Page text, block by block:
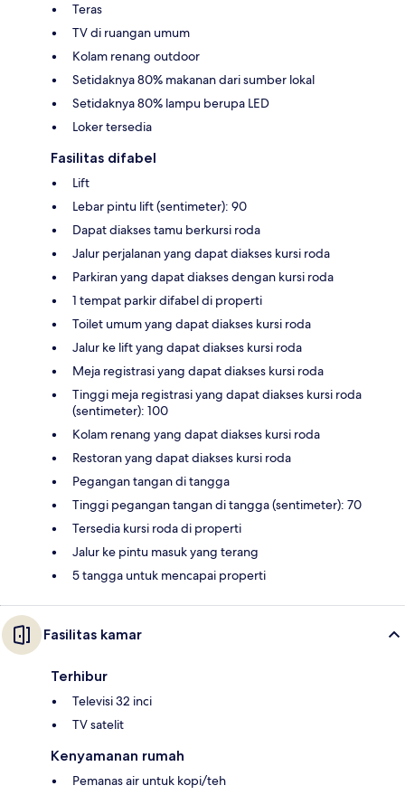
Teras
TV di ruangan umum
Kolam renang outdoor
Setidaknya 80% makanan dari sumber lokal
Setidaknya 80% lampu berupa LED
Loker tersedia
Fasilitas difabel
Lift
Lebar pintu lift (sentimeter): 90
Dapat diakses tamu berkursi roda
Jalur perjalanan yang dapat diakses kursi roda
Parkiran yang dapat diakses dengan kursi roda
1 tempat parkir difabel di properti
Toilet umum yang dapat diakses kursi roda
Jalur ke lift yang dapat diakses kursi roda
Meja registrasi yang dapat diakses kursi roda
Tinggi meja registrasi yang dapat diakses kursi roda
(sentimeter): 100
Kolam renang yang dapat diakses kursi roda
Restoran yang dapat diakses kursi roda
Pegangan tangan di tangga
Tinggi pegangan tangan di tangga (sentimeter): 70
Tersedia kursi roda di properti
Jalur ke pintu masuk yang terang
5 tangga untuk mencapai properti
Fasilitas kamar
Terhibur
Televisi 32 inci
TV satelit
Kenyamanan rumah
Pemanas air untuk kopi/teh